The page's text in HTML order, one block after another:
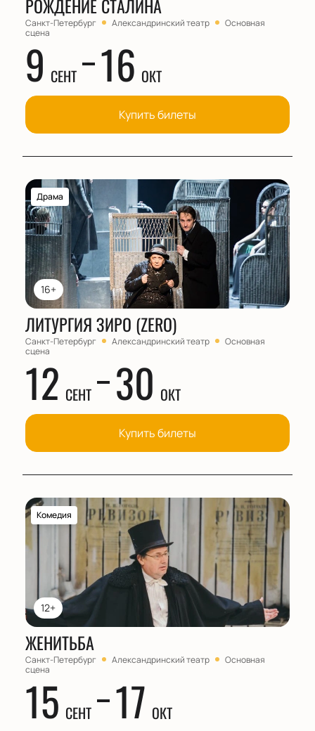
РОЖДЕНИЕ СТАЛИНА
Санкт-Петербург Александринский театр
Основная
сцена
9 СЕНТ 16 ОКТ
Купить билеты
16+
Драма
ЛИТУРГИЯ ЗИРО (ZERO)
Санкт-Петербург Александринский театр
Основная
сцена
12 СЕНТ 30 ОКТ
Купить билеты
12+
Комедия
ЖЕНИТЬБА
Санкт-Петербург Александринский театр
Основная
сцена
15 СЕНТ 17 ОКТ